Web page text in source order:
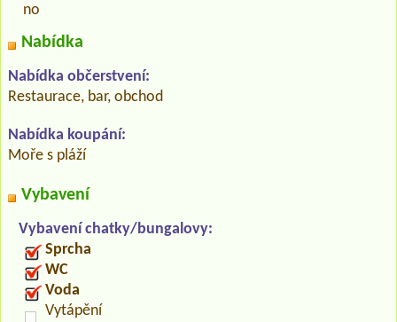
no
Nabídka
Nabídka občerstvení:
Restaurace, bar, obchod
Nabídka koupání:
Moře s pláží
Vybavení
Vybavení chatky/bungalovy:
Sprcha
WC
Voda
Vytápění